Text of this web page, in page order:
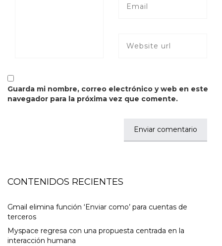
Guarda mi nombre, correo electrónico y web en este
navegador para la próxima vez que comente.
CONTENIDOS RECIENTES
Gmail elimina función ‘Enviar como’ para cuentas de
terceros
Myspace regresa con una propuesta centrada en la
interacción humana